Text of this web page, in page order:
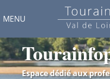
MENU
Espace dédié aux